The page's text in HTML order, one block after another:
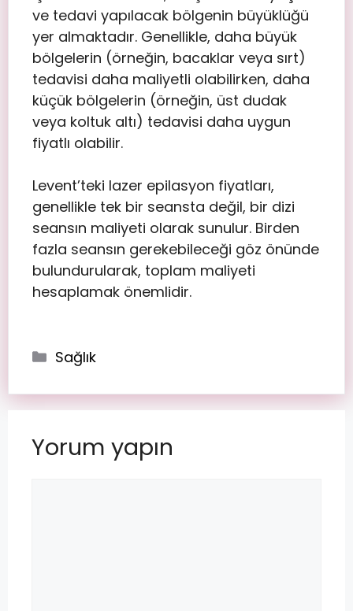
ve tedavi yapılacak bölgenin büyüklüğü
yer almaktadır. Genellikle, daha büyük
bölgelerin (örneğin, bacaklar veya sırt)
tedavisi daha maliyetli olabilirken, daha
küçük bölgelerin (örneğin, üst dudak
veya koltuk altı) tedavisi daha uygun
fiyatlı olabilir.
Levent’teki lazer epilasyon fiyatları,
genellikle tek bir seansta değil, bir dizi
seansın maliyeti olarak sunulur. Birden
fazla seansın gerekebileceği göz önünde
bulundurularak, toplam maliyeti
hesaplamak önemlidir.
Sağlık
Yorum yapın